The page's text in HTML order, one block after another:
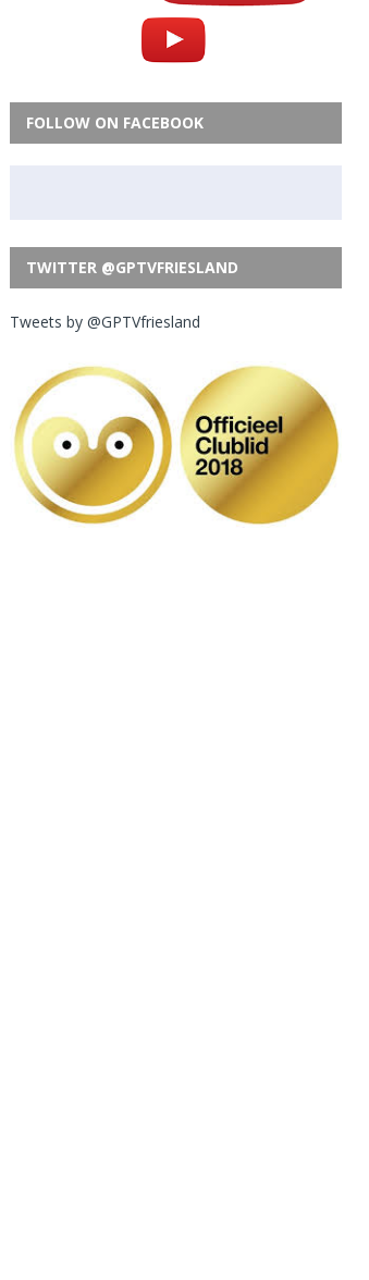
FOLLOW ON FACEBOOK
TWITTER @GPTVFRIESLAND
Tweets by @GPTVfriesland